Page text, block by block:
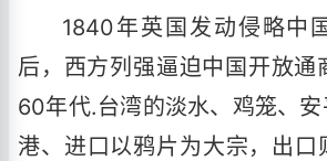
1840年英国发动侵略中
后，西方列强逼迫中国开放通
60年代.台湾的淡水、鸡笼、
港、进口以鸦片为大宗，出口